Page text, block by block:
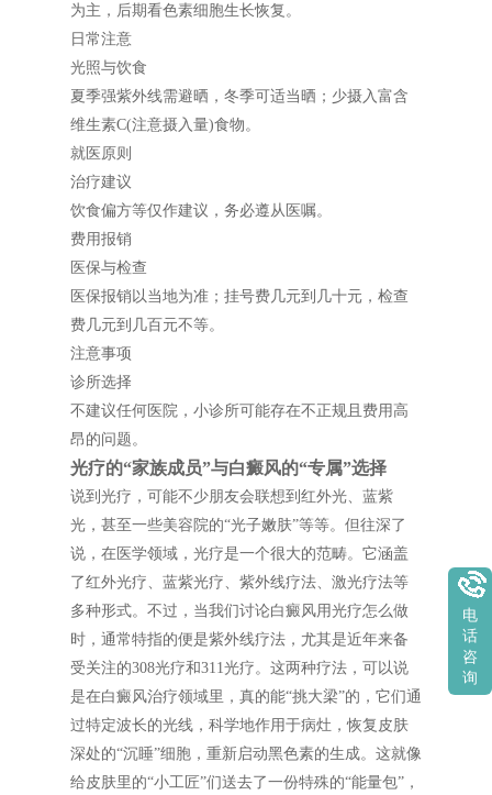
为主，后期看色素细胞生长恢复。
日常注意
光照与饮食
夏季强紫外线需避晒，冬季可适当晒；少摄入富含
维生素C(注意摄入量)食物。
就医原则
治疗建议
饮食偏方等仅作建议，务必遵从医嘱。
费用报销
医保与检查
医保报销以当地为准；挂号费几元到几十元，检查
费几元到几百元不等。
注意事项
诊所选择
不建议任何医院，小诊所可能存在不正规且费用高
昂的问题。
光疗的“家族成员”与白癜风的“专属”选择
说到光疗，可能不少朋友会联想到红外光、蓝紫
光，甚至一些美容院的“光子嫩肤”等等。但往深了
说，在医学领域，光疗是一个很大的范畴。它涵盖
了红外光疗、蓝紫光疗、紫外线疗法、激光疗法等
多种形式。不过，当我们讨论白癜风用光疗怎么做
时，通常特指的便是紫外线疗法，尤其是近年来备
受关注的308光疗和311光疗。这两种疗法，可以说
是在白癜风治疗领域里，真的能“挑大梁”的，它们通
过特定波长的光线，科学地作用于病灶，恢复皮肤
深处的“沉睡”细胞，重新启动黑色素的生成。这就像
给皮肤里的“小工匠”们送去了一份特殊的“能量包”，
电
话
咨
询